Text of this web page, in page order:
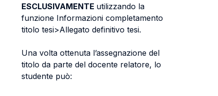
ESCLUSIVAMENTE utilizzando la
funzione Informazioni completamento
titolo tesi>Allegato definitivo tesi.
Una volta ottenuta l’assegnazione del
titolo da parte del docente relatore, lo
studente può: